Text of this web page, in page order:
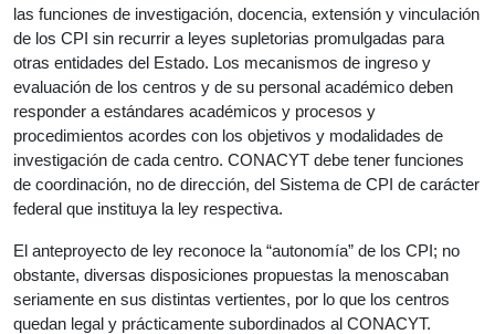
las funciones de investigación, docencia, extensión y vinculación
de los CPI sin recurrir a leyes supletorias promulgadas para
otras entidades del Estado. Los mecanismos de ingreso y
evaluación de los centros y de su personal académico deben
responder a estándares académicos y procesos y
procedimientos acordes con los objetivos y modalidades de
investigación de cada centro. CONACYT debe tener funciones
de coordinación, no de dirección, del Sistema de CPI de carácter
federal que instituya la ley respectiva.
El anteproyecto de ley reconoce la “autonomía” de los CPI; no
obstante, diversas disposiciones propuestas la menoscaban
seriamente en sus distintas vertientes, por lo que los centros
quedan legal y prácticamente subordinados al CONACYT.